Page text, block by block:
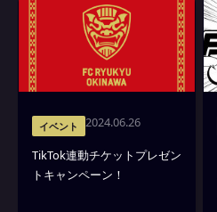
イベント 2024.06.26
TikTok連動チケットプレゼン
トキャンペーン！